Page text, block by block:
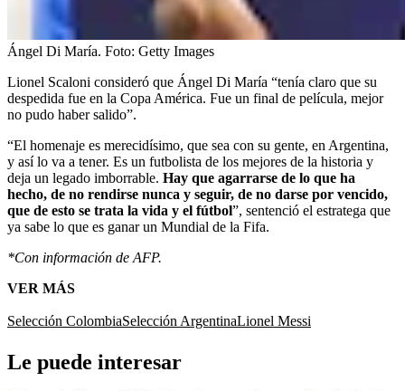
Ángel Di María. Foto: Getty Images
Lionel Scaloni consideró que Ángel Di María “tenía claro que su
despedida fue en la Copa América. Fue un final de película, mejor
no pudo haber salido”.
“El homenaje es merecidísimo, que sea con su gente, en Argentina,
y así lo va a tener. Es un futbolista de los mejores de la historia y
deja un legado imborrable. Hay que agarrarse de lo que ha
hecho, de no rendirse nunca y seguir, de no darse por vencido,
que de esto se trata la vida y el fútbol”, sentenció el estratega que
ya sabe lo que es ganar un Mundial de la Fifa.
*Con información de AFP.
VER MÁS
Selección ColombiaSelección ArgentinaLionel Messi
Le puede interesar